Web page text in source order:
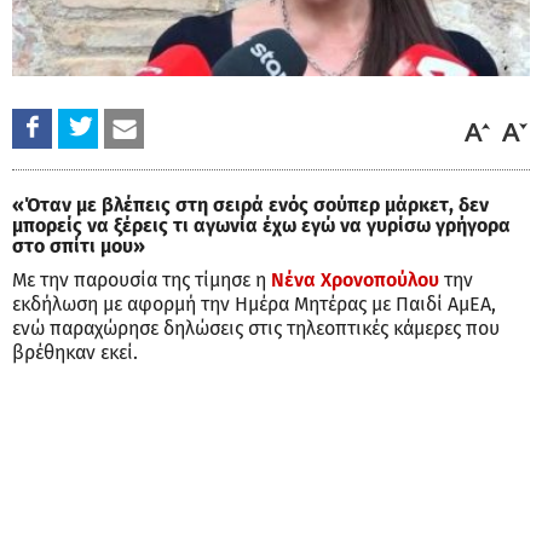
«Όταν με βλέπεις στη σειρά ενός σούπερ μάρκετ, δεν
μπορείς να ξέρεις τι αγωνία έχω εγώ να γυρίσω γρήγορα
στο σπίτι μου»
Με την παρουσία της τίμησε η Νένα Χρονοπούλου την
εκδήλωση με αφορμή την Ημέρα Μητέρας με Παιδί ΑμΕΑ,
ενώ παραχώρησε δηλώσεις στις τηλεοπτικές κάμερες που
βρέθηκαν εκεί.